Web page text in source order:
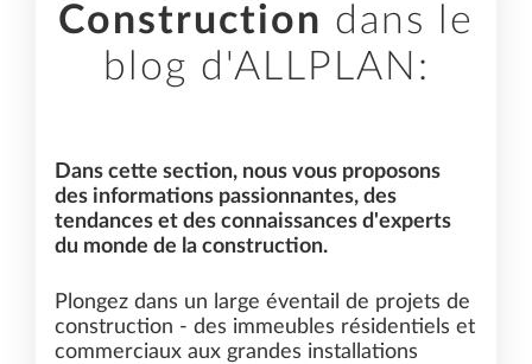
Construction dans le
blog d'ALLPLAN:
Dans cette section, nous vous proposons
des informations passionnantes, des
tendances et des connaissances d'experts
du monde de la construction.
Plongez dans un large éventail de projets de
construction - des immeubles résidentiels et
commerciaux aux grandes installations